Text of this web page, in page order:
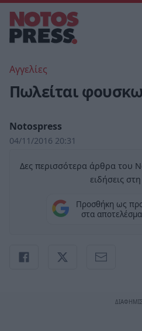
Αγγελίες
Πωλείται
Notospress
04/11/2016 20:31
Δες περισσότερα άρθρα του
ειδήσεις
Προσθήκη ως
στα